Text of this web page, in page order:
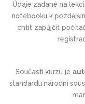
Údaje zadané na
notebooku k
chtít zapůjčit
Součástí kurzu je
standardu národní